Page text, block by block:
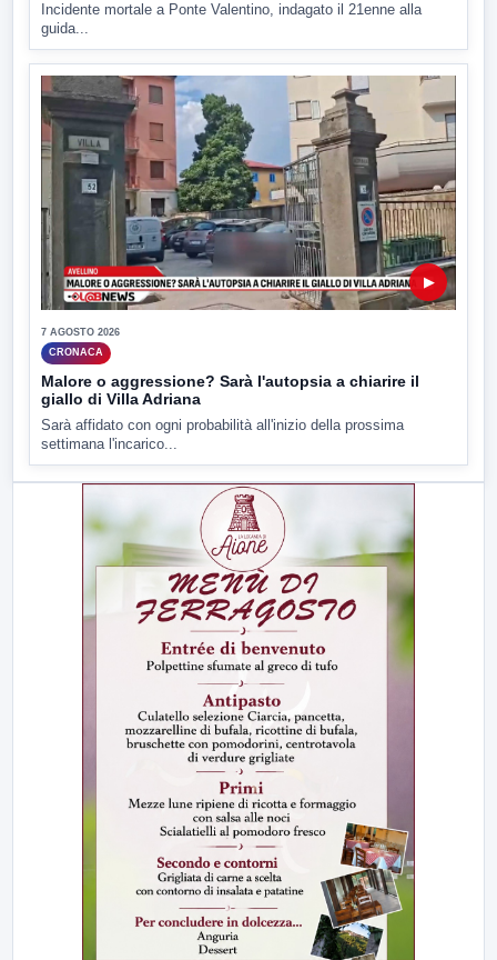
Incidente mortale a Ponte Valentino, indagato il 21enne alla
guida...
▶
7 AGOSTO 2026
CRONACA
Malore o aggressione? Sarà l'autopsia a chiarire il
giallo di Villa Adriana
Sarà affidato con ogni probabilità all'inizio della prossima
settimana l'incarico...